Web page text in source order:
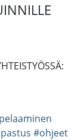
#ohjeet